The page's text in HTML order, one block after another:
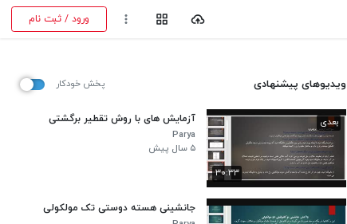
ورود / ثبت نام
ویدیوهای پیشنهادی پخش خودکار
۳۰:۳۳
بعدی آزمایش های با روش تقطیر برگشتی
Parya
۵ سال پیش
جانشینی هسته دوستی تک مولکولی